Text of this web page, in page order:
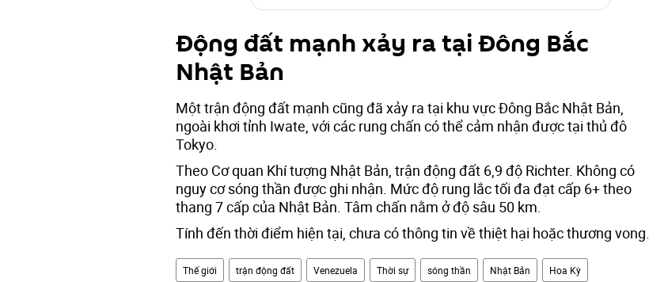
Động đất mạnh xảy ra tại Đông Bắc
Nhật Bản
Một trận động đất mạnh cũng đã xảy ra tại khu vực Đông Bắc Nhật Bản,
ngoài khơi tỉnh Iwate, với các rung chấn có thể cảm nhận được tại thủ đô
Tokyo.
Theo Cơ quan Khí tượng Nhật Bản, trận động đất 6,9 độ Richter. Không có
nguy cơ sóng thần được ghi nhận. Mức độ rung lắc tối đa đạt cấp 6+ theo
thang 7 cấp của Nhật Bản. Tâm chấn nằm ở độ sâu 50 km.
Tính đến thời điểm hiện tại, chưa có thông tin về thiệt hại hoặc thương vong.
Thế giới trận động đất Venezuela Thời sự sóng thần Nhật Bản Hoa Kỳ